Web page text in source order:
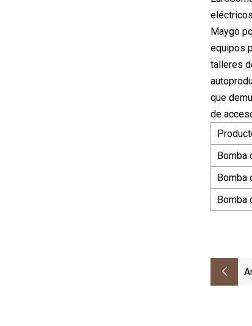
Maygo
equipos
talleres
que
de
Bomba
Bomba
Bomba